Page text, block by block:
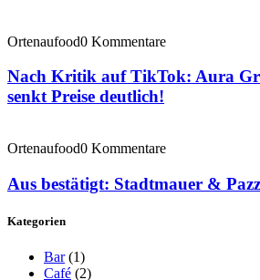
Ortenaufood0 Kommentare
Nach Kritik auf TikTok: Aura
senkt Preise deutlich!
Ortenaufood0 Kommentare
Aus bestätigt: Stadtmauer &
Kategorien
Bar (1)
Café (2)